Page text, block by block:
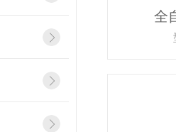
全